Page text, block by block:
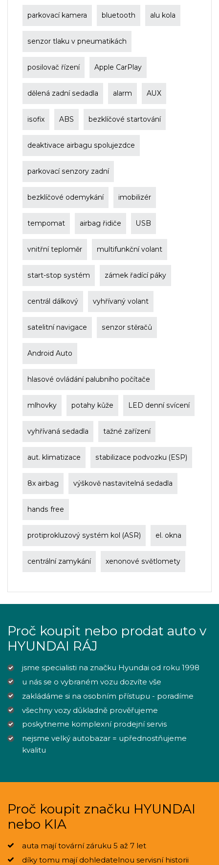
parkovací kamera bluetooth alu kola
senzor tlaku v pneumatikách
posilovač řízení Apple CarPlay
dělená zadní sedadla alarm AUX
isofix ABS bezklíčové startování
deaktivace airbagu spolujezdce
parkovací senzory zadní
bezklíčové odemykání imobilizér
tempomat airbag řidiče USB
vnitřní teploměr multifunkční volant
start-stop systém zámek řadící páky
centrál dálkový vyhřívaný volant
satelitní navigace senzor stěračů
Android Auto
hlasové ovládání palubního počítače
mlhovky potahy kůže LED denní svícení
vyhřívaná sedadla tažné zařízení
aut. klimatizace stabilizace podvozku (ESP)
8x airbag výškově nastavitelná sedadla
hands free
protiprokluzový systém kol (ASR) el. okna
centrální zamykání xenonové světlomety
Proč koupit nebo prodat auto v
HYUNDAI RÁJ
jsme specialisti na značku Hyundai od roku 1998
u nás se o vybraném vozu dozvíte vše
zakládáme si na osobním přístupu - poradíme
všechny vozy důkladně prověřujeme
poskytneme komplexní prodejní servis
nejsme velký autobazar = upřednostňujeme
kvalitu
Proč koupit značku HYUNDAI
nebo KIA
auta mají tovární záruku 5 až 7 let
díky tomu mají dohledatelnou servisní historii